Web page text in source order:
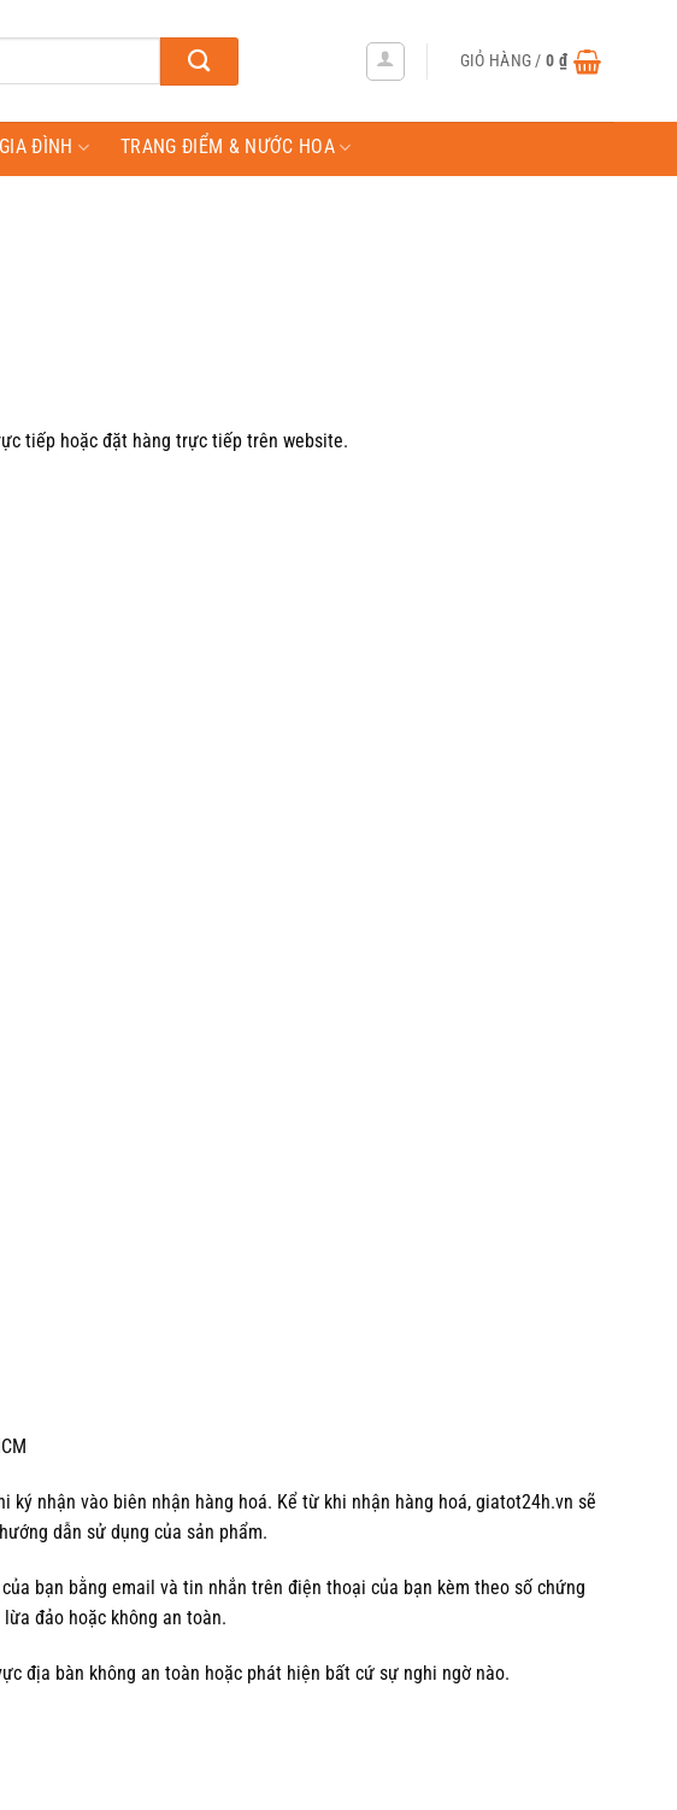
GIỎ HÀNG /0 ₫
ĐÌNH TRANG ĐIỂM & NƯỚC HOA
tiếp hoặc đặt hàng trực tiếp trên website.
nhận vào biên nhận hàng hoá. Kể từ khi nhận hàng hoá, giatot24h.vn sẽ
dẫn sử dụng của sản phẩm.
bạn bằng email và tin nhắn trên điện thoại của bạn kèm theo số chứng
đảo hoặc không an toàn.
địa bàn không an toàn hoặc phát hiện bất cứ sự nghi ngờ nào.